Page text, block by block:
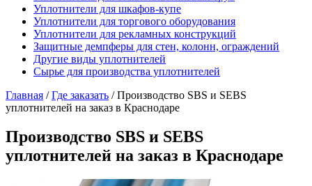
Уплотнители для шкафов-купе
Уплотнители для торгового оборудования
Уплотнители для рекламных конструкций
Защитные демпферы для стен, колонн, ограждений
Другие виды уплотнителей
Сырье для производства уплотнителей
Главная /Где заказать /Производство SBS и SEBS
уплотнителей на заказ в Краснодаре
Производство SBS и SEBS
уплотнителей на заказ в Краснодаре